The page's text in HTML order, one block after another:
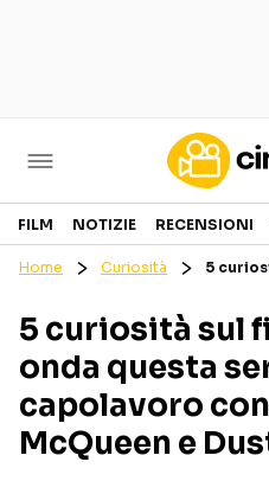
Cinema
GENERI
PERSONAGGI
Categorie
FILM NOTIZIE RECENSIONI
Home Curiosità 5
5 curiosità sul
onda questa
capolavoro
McQueen e